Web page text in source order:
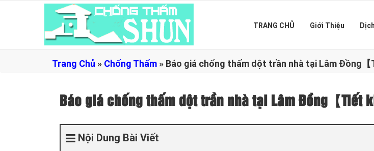
TRANG CHỦ Giới Thiệu
Trang Chủ » Chống Thấm » Báo giá chống thấm dột trần nhà tại Lâm Đồng【
Báo giá chống thấm dột trần nhà tại Lâm Đồng【Tiết
Nội Dung Bài Viết